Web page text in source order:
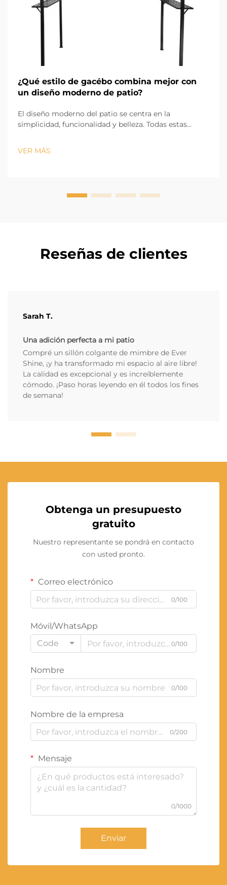
¿Qué estilo de gacébo combina mejor con
un diseño moderno de patio?
El diseño moderno del patio se centra en la
simplicidad, funcionalidad y belleza. Todas estas
moderno sea un factor importante en el diseño del
patio. El cenador adecuado proporciona comodidad y
VER MÁS
Reseñas de clientes
Sarah T.
Una adición perfecta a mi patio
Compré un sillón colgante de mimbre de Ever
Shine, ¡y ha transformado mi espacio al aire libre!
La calidad es excepcional y es increíblemente
cómodo. ¡Paso horas leyendo en él todos los fines
de semana!
Obtenga un presupuesto
gratuito
Nuestro representante se pondrá en contacto
con usted pronto.
Correo electrónico
0/100
Móvil/WhatsApp
Code
0/100
Nombre
0/100
Nombre de la empresa
0/200
Mensaje
0/1000
Enviar